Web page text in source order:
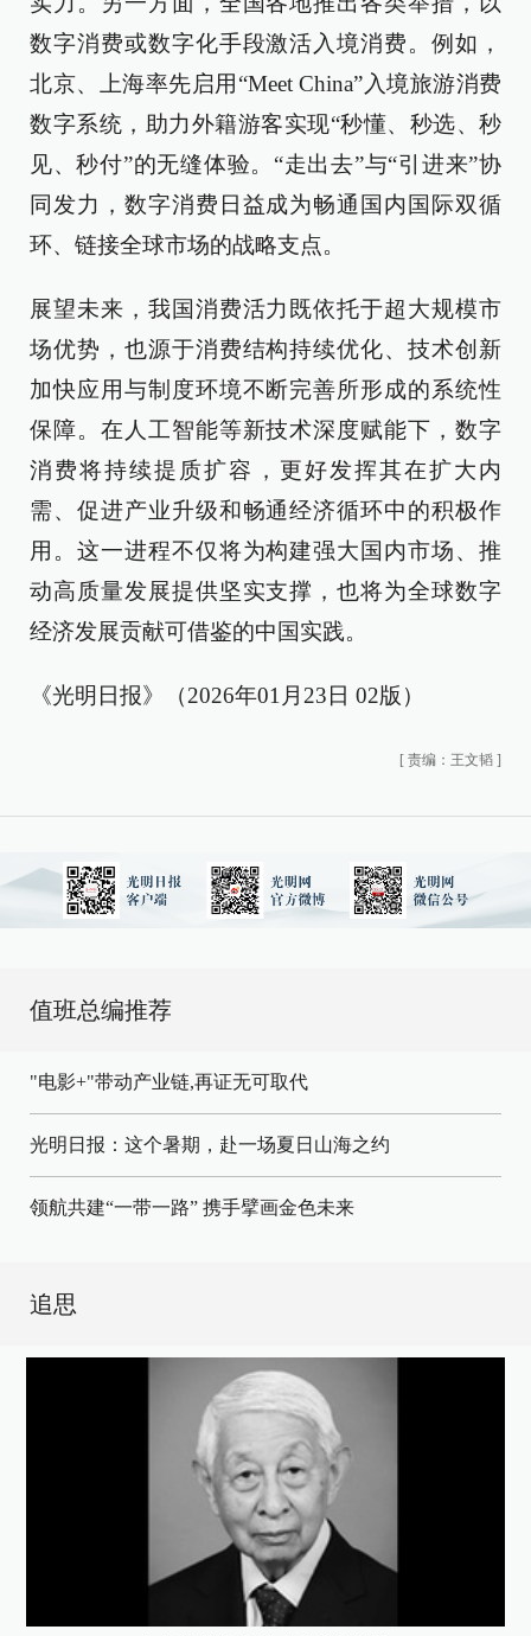
数字消费或数字化手段激活入境消费。例如，
北京、上海率先启用“Meet China”入境旅游消费
数字系统，助力外籍游客实现“秒懂、秒选、秒
见、秒付”的无缝体验。“走出去”与“引进来”协
同发力，数字消费日益成为畅通国内国际双循
环、链接全球市场的战略支点。
展望未来，我国消费活力既依托于超大规模市
场优势，也源于消费结构持续优化、技术创新
加快应用与制度环境不断完善所形成的系统性
保障。在人工智能等新技术深度赋能下，数字
消费将持续提质扩容，更好发挥其在扩大内
需、促进产业升级和畅通经济循环中的积极作
用。这一进程不仅将为构建强大国内市场、推
动高质量发展提供坚实支撑，也将为全球数字
经济发展贡献可借鉴的中国实践。
《光明日报》（2026年01月23日 02版）
[ 责编：王文韬 ]
值班总编推荐
"电影+"带动产业链,再证无可取代
光明日报：这个暑期，赴一场夏日山海之约
领航共建“一带一路” 携手擘画金色未来
追思